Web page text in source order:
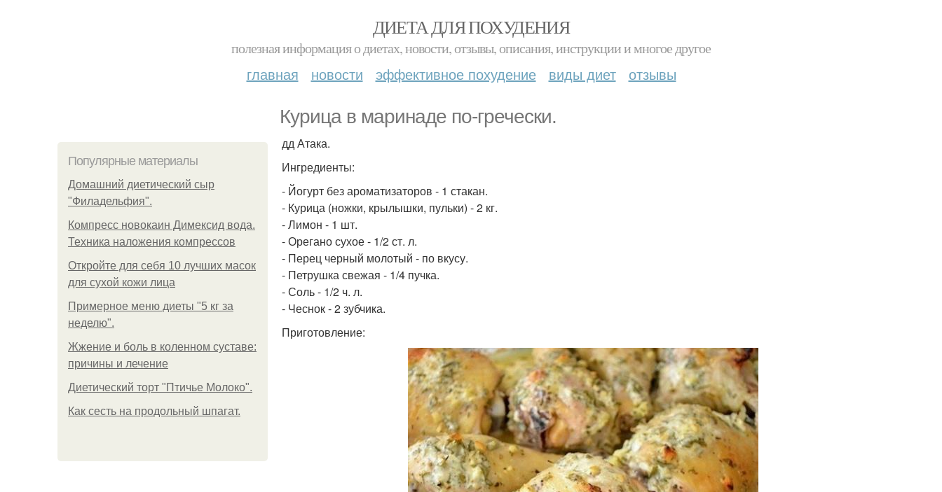
ДИЕТА ДЛЯ ПОХУДЕНИЯ
полезная информация о диетах, новости, отзывы, описания, инструкции и многое другое
главная новости эффективное похудение виды диет отзывы
Курица в маринаде по-гречески.
Популярные материалы
Домашний диетический сыр
"Филадельфия".
Компресс новокаин Димексид вода.
Техника наложения компрессов
Откройте для себя 10 лучших масок
для сухой кожи лица
Примерное меню диеты "5 кг за
неделю".
Жжение и боль в коленном суставе:
причины и лечение
Диетический торт "Птичье Молоко".
Как сесть на продольный шпагат.
дд Атака.
Ингредиенты:
- Йогурт без ароматизаторов - 1 стакан.
- Курица (ножки, крылышки, пульки) - 2 кг.
- Лимон - 1 шт.
- Орегано сухое - 1/2 ст. л.
- Перец черный молотый - по вкусу.
- Петрушка свежая - 1/4 пучка.
- Соль - 1/2 ч. л.
- Чеснок - 2 зубчика.
Приготовление: